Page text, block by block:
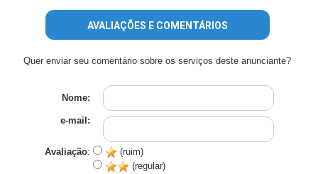
AVALIAÇÕES E COMENTÁRIOS
Quer enviar seu comentário sobre os serviços deste anunciante?
Nome:
e-mail:
Avaliação:
(ruim)
(regular)